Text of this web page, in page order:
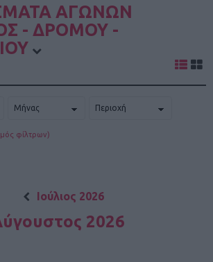
ΑΓΩΝΩΝ
- ΔΡΟΜΟΥ -
φίλτρων)
Ιούλιος 2026
2026